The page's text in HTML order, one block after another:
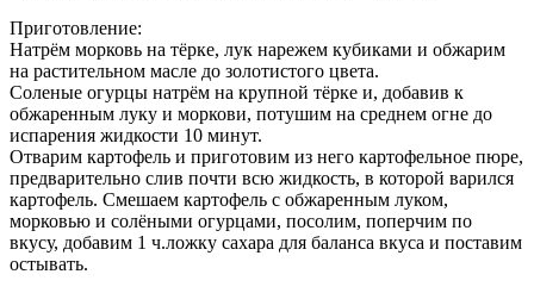
Приготовление:
Натрём морковь на тёрке, лук нарежем кубиками и обжарим
на растительном масле до золотистого цвета.
Соленые огурцы натрём на крупной тёрке и, добавив к
обжаренным луку и моркови, потушим на среднем огне до
испарения жидкости 10 минут.
Отварим картофель и приготовим из него картофельное пюре,
предварительно слив почти всю жидкость, в которой варился
картофель. Смешаем картофель с обжаренным луком,
морковью и солёными огурцами, посолим, поперчим по
вкусу, добавим 1 ч.ложку сахара для баланса вкуса и поставим
остывать.